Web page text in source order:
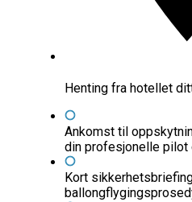
Henting fra hotellet
Ankomst til
din profesjonelle pilot
Kort